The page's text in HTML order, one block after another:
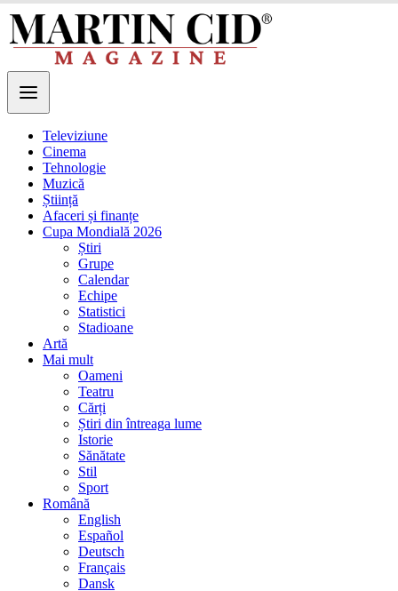
Televiziune
Cinema
Tehnologie
Muzică
Știință
Afaceri și finanțe
Cupa Mondială 2026
Știri
Grupe
Calendar
Echipe
Statistici
Stadioane
Artă
Mai mult
Oameni
Teatru
Cărți
Știri din întreaga lume
Istorie
Sănătate
Stil
Sport
Română
English
Español
Deutsch
Français
Dansk